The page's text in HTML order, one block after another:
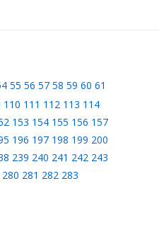
55 56 57 58 59 60 61
110 111 112 113 114
153 154 155 156 157
196 197 198 199 200
239 240 241 242 243
280 281 282 283